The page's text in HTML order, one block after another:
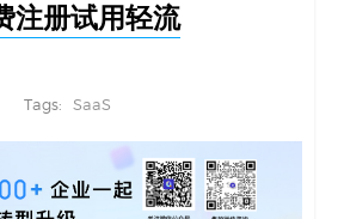
注册试用轻流
Tags: SaaS